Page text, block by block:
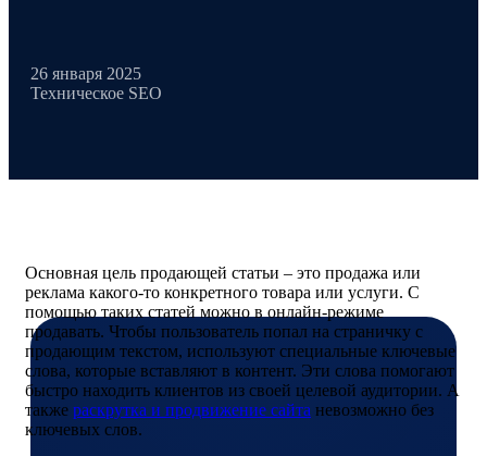
26 января 2025
Техническое SEO
Основная цель продающей статьи – это продажа или
реклама какого-то конкретного товара или услуги. С
помощью таких статей можно в онлайн-режиме
продавать. Чтобы пользователь попал на страничку с
продающим текстом, используют специальные ключевые
слова, которые вставляют в контент. Эти слова помогают
быстро находить клиентов из своей целевой аудитории. А
также раскрутка и продвижение сайта невозможно без
ключевых слов.